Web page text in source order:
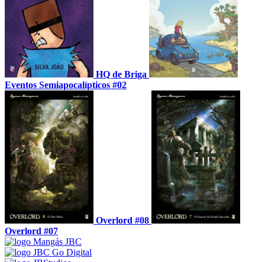
HQ de Briga
Eventos Semiapocalípticos #02
Overlord #08
Overlord #07